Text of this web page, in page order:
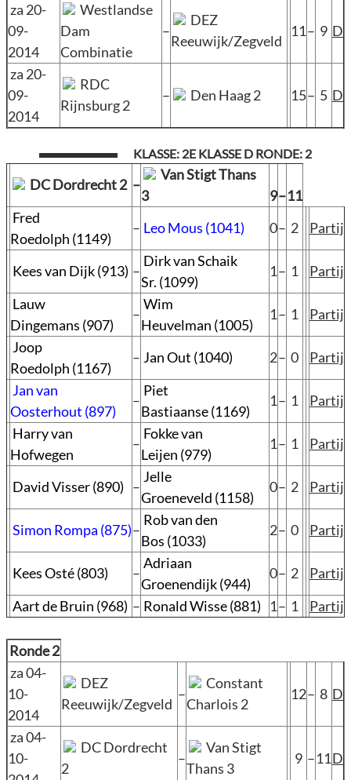
za 20-
09-
2014
Westlandse
Dam
Combinatie
–
DEZ
Reeuwijk/Zegveld
11– 9 D
za 20-
09-
2014
RDC
Rijnsburg 2
– Den Haag 2 15– 5 D
KLASSE: 2E KLASSE D RONDE: 2
DC Dordrecht 2 –
Van Stigt Thans
3
9–11
Fred
Roedolph (1149)
– Leo Mous (1041) 0– 2 Partij
Kees van Dijk (913) –
Dirk van Schaik
Sr. (1099)
1– 1
Partij
Lauw
Dingemans (907)
–
Wim
Heuvelman (1005)
1– 1
Partij
Joop
Roedolph (1167)
– Jan Out (1040) 2– 0
Partij
Jan van
Oosterhout (897)
–
Piet
Bastiaanse (1169)
1– 1
Partij
Harry van
Hofwegen
–
Fokke van
Leijen (979)
1– 1 Partij
David Visser (890) –
Jelle
Groeneveld (1158)
0– 2 Partij
Simon Rompa (875)–
Rob van den
Bos (1033)
2– 0 Partij
Kees Osté (803) –
Adriaan
Groenendijk (944)
0– 2
Partij
Aart de Bruin (968) – Ronald Wisse (881) 1– 1 Partij
Ronde 2
za 04-
10-
2014
DEZ
Reeuwijk/Zegveld
–
Constant
Charlois 2
12– 8 D
za 04-
10-
DC Dordrecht
2
–
Van Stigt
Thans 3
9 –11D